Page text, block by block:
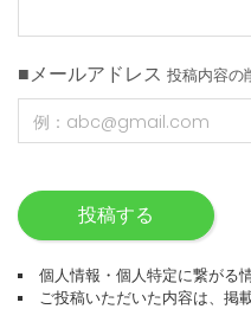
■メールアドレス 投稿内容の
投稿する
個人情報・個人特定に繋がる
ご投稿いただいた内容は、掲